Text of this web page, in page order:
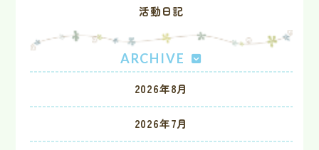
活動日記
ARCHIVE
2026年8月
2026年7月